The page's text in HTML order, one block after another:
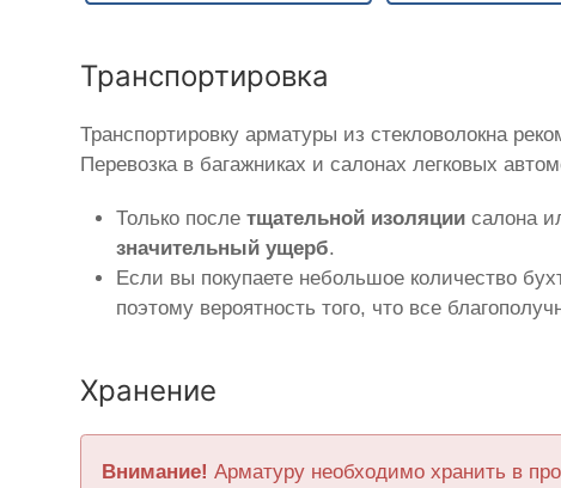
Транспортировка
Транспортировку арматуры из стекловолокна
Перевозка в багажниках и салонах легковых
Только послетщательной изоляции салона
значительный ущерб.
Если вы покупаете небольшое количество
поэтому вероятность того, что все
Хранение
Внимание! Арматуру необходимо хранить в